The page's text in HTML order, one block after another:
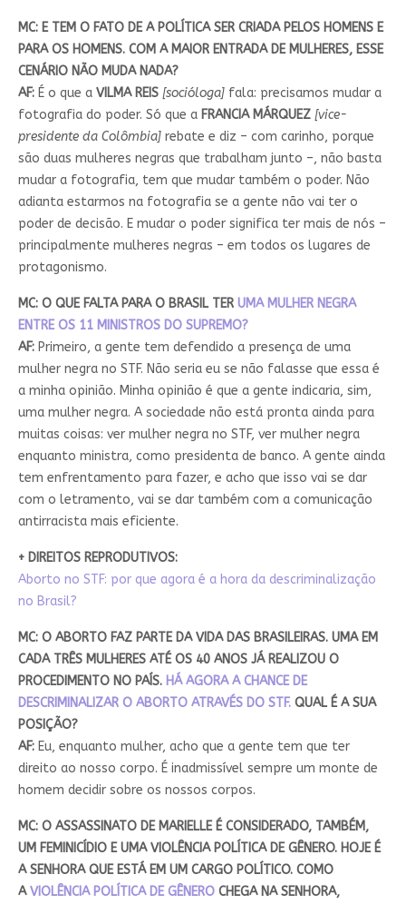
MC: E TEM O FATO DE A POLÍTICA SER CRIADA PELOS HOMENS E
PARA OS HOMENS. COM A MAIOR ENTRADA DE MULHERES, ESSE
CENÁRIO NÃO MUDA NADA?
AF:É o que a VILMA REIS [socióloga] fala: precisamos mudar a
fotografia do poder. Só que a FRANCIA MÁRQUEZ[vice-
presidente da Colômbia]rebate e diz – com carinho, porque
são duas mulheres negras que trabalham junto –, não basta
mudar a fotografia, tem que mudar também o poder. Não
adianta estarmos na fotografia se a gente não vai ter o
poder de decisão. E mudar o poder significa ter mais de nós –
principalmente mulheres negras – em todos os lugares de
protagonismo.
MC: O QUE FALTA PARA O BRASIL TER UMA MULHER NEGRA
ENTRE OS 11 MINISTROS DO SUPREMO?
AF:Primeiro, a gente tem defendido a presença de uma
mulher negra no STF. Não seria eu se não falasse que essa é
a minha opinião. Minha opinião é que a gente indicaria, sim,
uma mulher negra. A sociedade não está pronta ainda para
muitas coisas: ver mulher negra no STF, ver mulher negra
enquanto ministra, como presidenta de banco. A gente ainda
tem enfrentamento para fazer, e acho que isso vai se dar
com o letramento, vai se dar também com a comunicação
antirracista mais eficiente.
+ DIREITOS REPRODUTIVOS:
Aborto no STF: por que agora é a hora da descriminalização
no Brasil?
MC: O ABORTO FAZ PARTE DA VIDA DAS BRASILEIRAS. UMA EM
CADA TRÊS MULHERES ATÉ OS 40 ANOS JÁ REALIZOU O
PROCEDIMENTO NO PAÍS. HÁ AGORA A CHANCE DE
DESCRIMINALIZAR O ABORTO ATRAVÉS DO STF.QUAL É A SUA
POSIÇÃO?
AF: Eu, enquanto mulher, acho que a gente tem que ter
direito ao nosso corpo. É inadmissível sempre um monte de
homem decidir sobre os nossos corpos.
MC: O ASSASSINATO DE MARIELLE É CONSIDERADO, TAMBÉM,
UM FEMINICÍDIO E UMA VIOLÊNCIA POLÍTICA DE GÊNERO. HOJE É
A SENHORA QUE ESTÁ EM UM CARGO POLÍTICO. COMO
AVIOLÊNCIA POLÍTICA DE GÊNEROCHEGA NA SENHORA,